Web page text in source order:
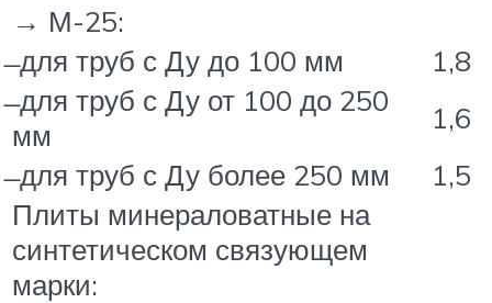
→ М-25:
̶ для труб с Ду до 100 мм
1,8
̶ для труб с Ду от 100 до 250
мм
1,6
̶ для труб с Ду более 250 мм
1,5
Плиты минераловатные на
синтетическом связующем
марки: